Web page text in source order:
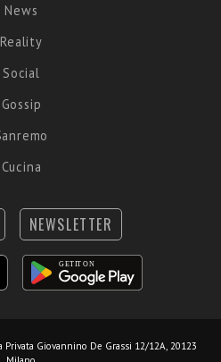
News
Reality
Social
Gossip
Cucina
NEWSLETTER
Privata Giovannino De Grassi 12/12A, 20123